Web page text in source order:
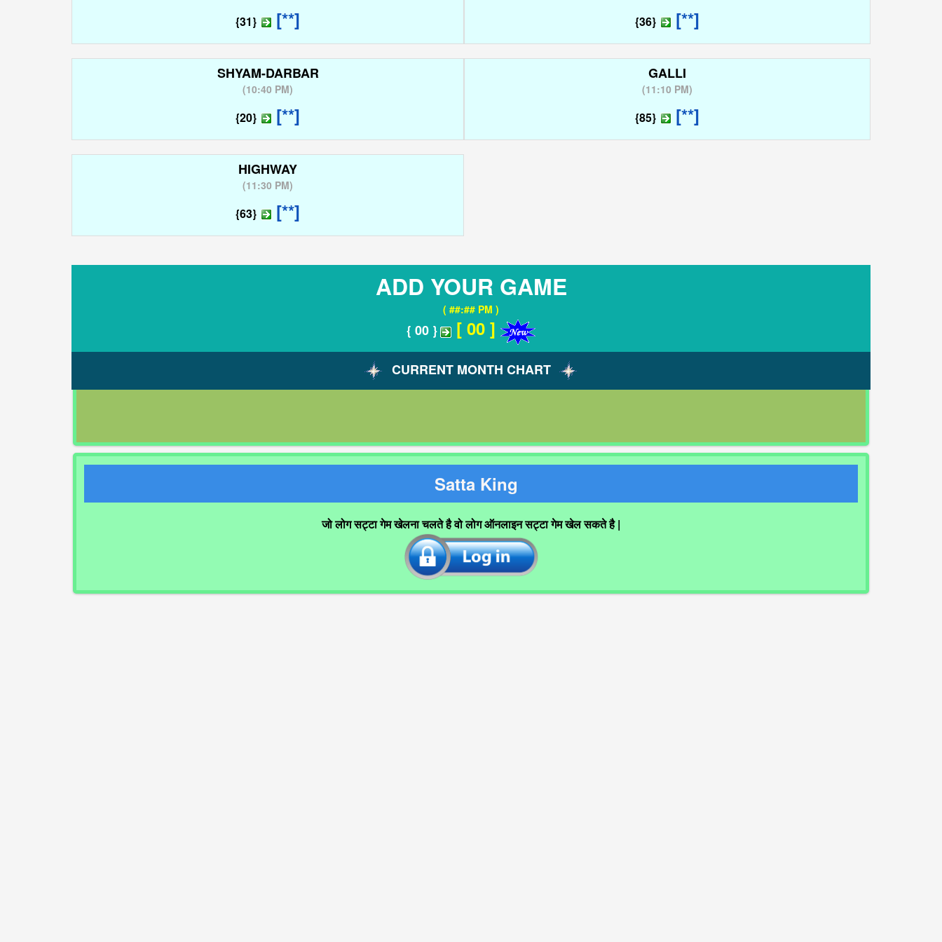
{31} [**] {36} [**]
SHYAM-DARBAR
(10:40 PM)
{20} [**]
GALLI
(11:10 PM)
{85} [**]
HIGHWAY
(11:30 PM)
{63} [**]
ADD YOUR GAME
( ##:## PM )
{ 00 } [ 00 ]
CURRENT MONTH CHART
Satta King
जो लोग सट्टा गेम खेलना चलते है वो लोग ऑनलाइन सट्टा गेम खेल सकते है |